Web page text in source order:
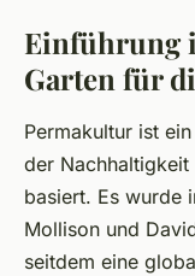
Einführung
Garten für
Permakultur ist
der
basiert. Es wurde
Mollison und
seitdem eine